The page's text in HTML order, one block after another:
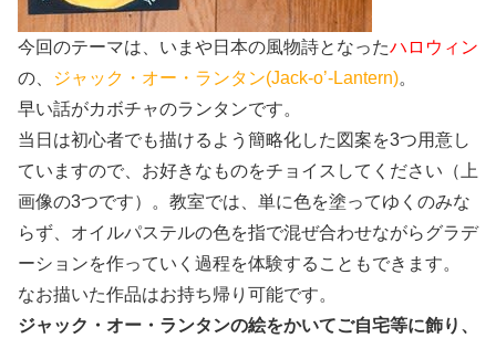
今回のテーマは、いまや日本の風物詩となったハロウィン
の、
ジャック・オー・ランタン(Jack-o’-Lantern)。
早い話がカボチャのランタンです。
当日は初心者でも描けるよう簡略化した図案を3つ用意し
ていますので、お好きなものをチョイスしてください（上
画像の3つです）。教室では、単に色を塗ってゆくのみな
らず、オイルパステルの色を指で混ぜ合わせながらグラデ
ーションを作っていく過程を体験することもできます。
なお描いた作品はお持ち帰り可能です。
ジャック・オー・ランタンの絵をかいてご自宅等に飾り、